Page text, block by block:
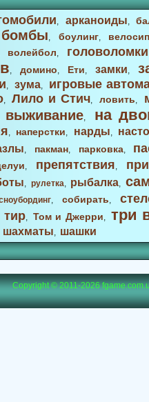
, арканоиды,
бомбы, боулинг,
волейбол, головоломки
, домино, Ети, замки,
, зума,
игровые
,Лило и Стич,ловить,
выживание, на
, наперстки, нарды,
, пакман, парковка,
, препятствия,
, рулетка, рыбалка,
, собирать,
тир,Том и Джерри, три
шахматы, шашки
Copyright © 2011-2026